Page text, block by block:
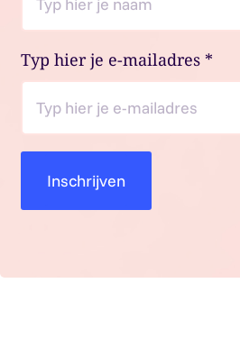
Typ hier je e-mailadres *